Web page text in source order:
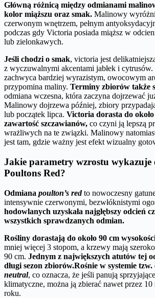
Główną różnicą między odmianami
kolor miąższu oraz smak. Malinowy
czerwonym wnętrzem, pełnym
podczas gdy Victoria posiada miąższ w
lub zielonkawych.
Jeśli chodzi o smak, victoria jest
z wyczuwalnymi akcentami jabłek i
zachwyca bardziej wyrazistym, owocowym
przypomina maliny. Terminy zbiorów także
odmiana wczesna, która zaczyna dojrzewać
Malinowy dojrzewa później, zbiory
lub początek lipca. Victoria dorasta do
zawartość szczawianów, co czyni ją lepszą
wrażliwych na te związki. Malinowy
jest tam, gdzie ważny jest efekt wizualny
Jakie parametry wzrostu wykazuje
Poultons Red?
Odmiana poulton’s redto nowoczesny
intensywnie czerwonymi, bezwłóknistymi
hodowlanych uzyskała najgłębszy odcień
wszystkich sprawdzanych odmian.
Rośliny dorastają do około 90 cm
mniej więcej 3 stopom, a krzewy mają
90 cm. Jednym z największych atutów tej
długi sezon zbiorów.Rośnie w systemie
neutral, co oznacza, że jeśli panują
klimatyczne, można ją zbierać nawet przez
roku.